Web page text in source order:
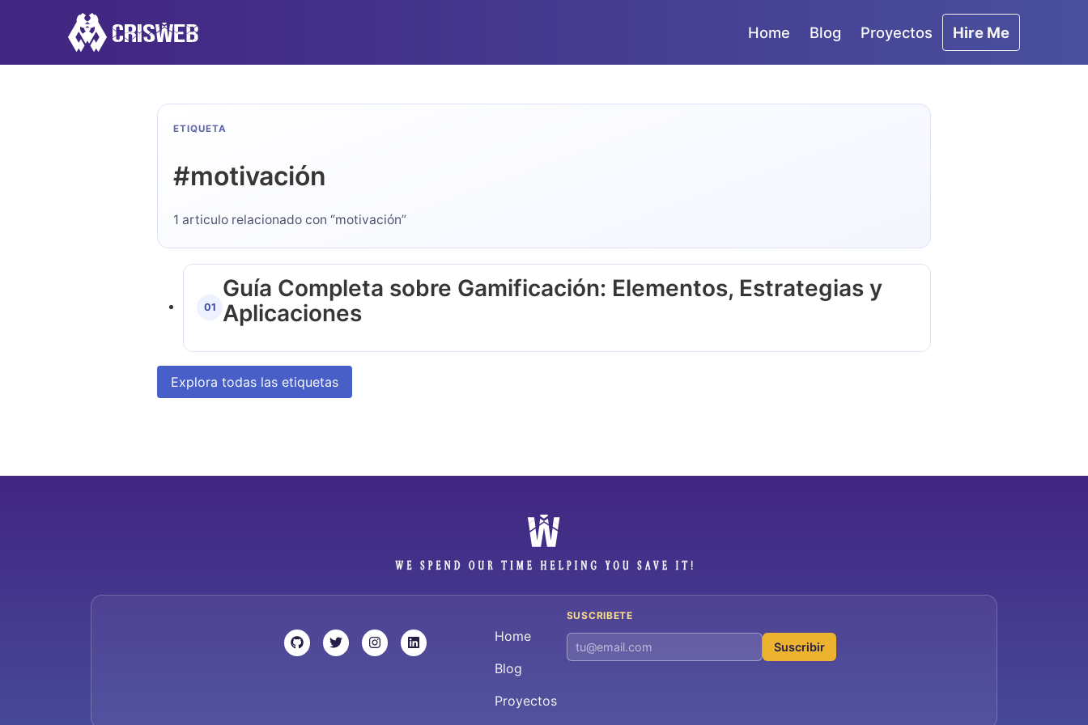
Home Blog Proyectos Hire Me
ETIQUETA
#motivación
1 articulo relacionado con “motivación”
01
Guía Completa sobre Gamificación: Elementos, Estrategias y
Aplicaciones
Explora todas las etiquetas
Home
Blog
Proyectos
SUSCRIBETE
Suscribir